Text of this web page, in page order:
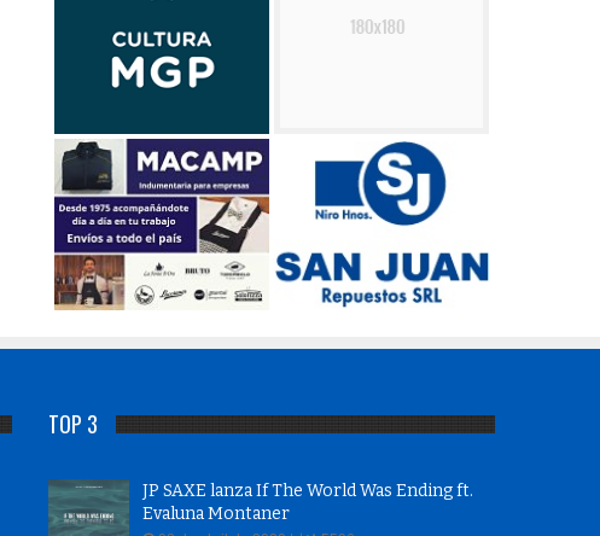
TOP 3
JP SAXE lanza If The World Was Ending ft.
Evaluna Montaner